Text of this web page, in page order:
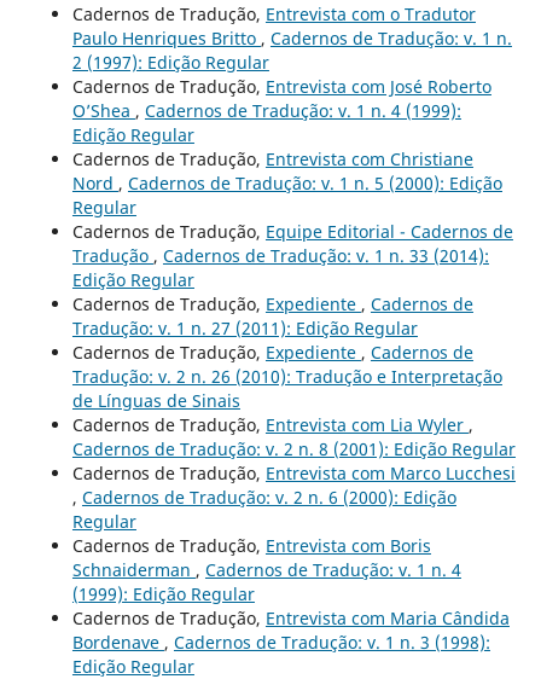
Cadernos de Tradução, Entrevista com o Tradutor
Paulo Henriques Britto , Cadernos de Tradução: v. 1 n.
2 (1997): Edição Regular
Cadernos de Tradução, Entrevista com José Roberto
O’Shea , Cadernos de Tradução: v. 1 n. 4 (1999):
Edição Regular
Cadernos de Tradução, Entrevista com Christiane
Nord , Cadernos de Tradução: v. 1 n. 5 (2000): Edição
Regular
Cadernos de Tradução, Equipe Editorial - Cadernos de
Tradução , Cadernos de Tradução: v. 1 n. 33 (2014):
Edição Regular
Cadernos de Tradução, Expediente , Cadernos de
Tradução: v. 1 n. 27 (2011): Edição Regular
Cadernos de Tradução, Expediente , Cadernos de
Tradução: v. 2 n. 26 (2010): Tradução e Interpretação
de Línguas de Sinais
Cadernos de Tradução, Entrevista com Lia Wyler ,
Cadernos de Tradução: v. 2 n. 8 (2001): Edição Regular
Cadernos de Tradução, Entrevista com Marco Lucchesi
, Cadernos de Tradução: v. 2 n. 6 (2000): Edição
Regular
Cadernos de Tradução, Entrevista com Boris
Schnaiderman , Cadernos de Tradução: v. 1 n. 4
(1999): Edição Regular
Cadernos de Tradução, Entrevista com Maria Cândida
Bordenave , Cadernos de Tradução: v. 1 n. 3 (1998):
Edição Regular